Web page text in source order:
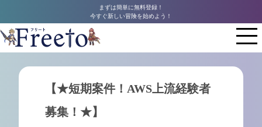
まずは簡単に無料登録！
今すぐ新しい冒険を始めよう！
【★短期案件！AWS上流経験者
募集！★】